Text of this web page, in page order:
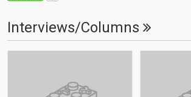
Interviews/Columns